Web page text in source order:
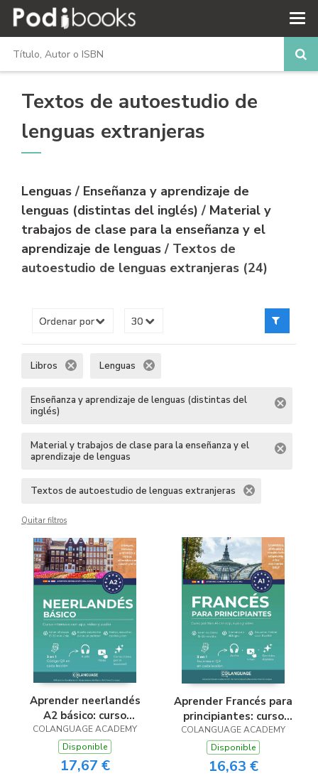
Textos de autoestudio de
lenguas extranjeras
Lenguas/ Enseñanza y aprendizaje de
lenguas (distintas del inglés)/ Material y
trabajos de clase para la enseñanza y el
aprendizaje de lenguas/ Textos de
autoestudio de lenguas extranjeras (24)
Libros Lenguas
Enseñanza y aprendizaje de lenguas (distintas del
inglés)
Material y trabajos de clase para la enseñanza y el
aprendizaje de lenguas
Textos de autoestudio de lenguas extranjeras
Quitar filtros
Aprender neerlandés
A2 básico: curso
intensivo con app,
video y audio
COLANGUAGE ACADEMY
Disponible
17,67 €
Aprender Francés para
principiantes: curso
práctico A1 con app,
audio y video
COLANGUAGE ACADEMY
Disponible
16,63 €